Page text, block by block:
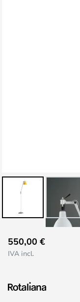
all'inizio
della
di
immagini
550,00 €
IVA incl.